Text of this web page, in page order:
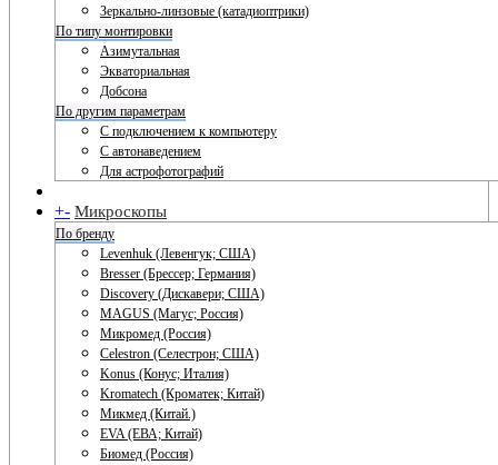
Зеркально-линзовые (катадиоптрики)
По типу монтировки
Азимутальная
Экваториальная
Добсона
По другим параметрам
С подключением к компьютеру
С автонаведением
Для астрофотографий
+- Микроскопы
По бренду
Levenhuk (Левенгук; США)
Bresser (Брессер; Германия)
Discovery (Дискавери; США)
MAGUS (Магус; Россия)
Микромед (Россия)
Celestron (Селестрон; США)
Konus (Конус; Италия)
Kromatech (Кроматек; Китай)
Микмед (Китай.)
EVA (ЕВА; Китай)
Биомед (Россия)